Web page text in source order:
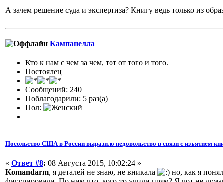
А зачем решение суда и экспертиза? Книгу ведь только из
Kампанелла
Кто к нам с чем за чем, тот от того и того.
Постоялец
Сообщений: 240
Поблагодарили: 5 раз(а)
Пол:
Посольство США в России выразило недовольство в связи с изъятием
« Ответ #8: 08 Августа 2015, 10:02:24 »
Komandarm, я деталей не знаю, не вникала
но, как я